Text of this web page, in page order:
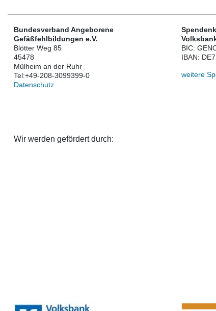
Bundesverband Angeborene
Gefäßfehlbildungen e.V.
Blötter Weg 85
45478
Mülheim an der Ruhr
Tel:+49-208-3099399-0
Datenschutz
BIC:
IBAN:
weitere
Wir werden gefördert durch: